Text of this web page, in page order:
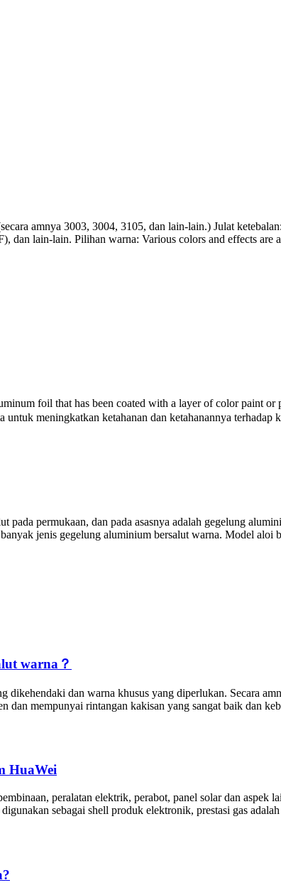
amnya 3003, 3004, 3105, dan lain-lain.) Julat ketebalan:
dan lain-lain. Pilihan warna: Various colors and effects are
foil that has been coated with a layer of color paint or
meningkatkan ketahanan dan ketahanannya
permukaan, dan pada asasnya adalah gegelung
jenis gegelung aluminium bersalut warna. Model
warna？
dikehendaki dan warna khusus yang diperlukan. Secara
mempunyai rintangan kakisan yang sangat baik dan
HuaWei
peralatan elektrik, perabot, panel solar dan aspek
sebagai shell produk elektronik, prestasi gas